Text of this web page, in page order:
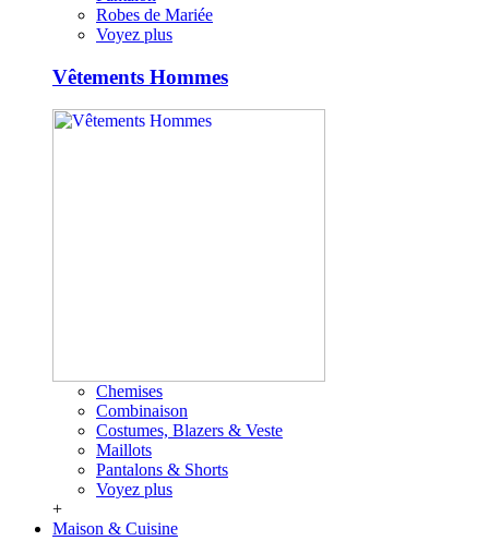
Robes de Mariée
Voyez plus
Vêtements Hommes
Chemises
Combinaison
Costumes, Blazers & Veste
Maillots
Pantalons & Shorts
Voyez plus
+
Maison & Cuisine